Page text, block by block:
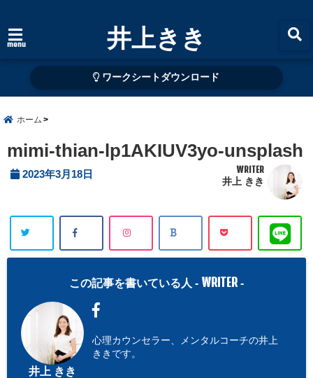
menu 井上きき
ワークシートダウンロード
ホーム
mimi-thian-lp1AKIUV3yo-unsplash
2023年3月18日 WRITER
井上 きき
この記事を書いている人 - WRITER -
井上 きき
心理カウンセラー、メンタルコーチの井上
ききです。